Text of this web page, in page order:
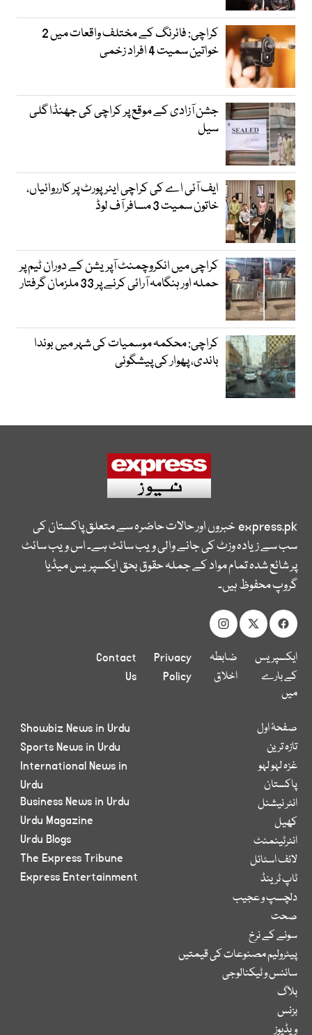
کراچی: فائرنگ کے مختلف واقعات میں 2
خواتین سمیت 4 افراد زخمی
جشن آزادی کے موقع پر کراچی کی جھنڈا گلی
سیل
ایف آئی اے کی کراچی ایئرپورٹ پر کارروائیاں،
خاتون سمیت 3 مسافر آف لوڈ
کراچی میں انکروچمنٹ آپریشن کے دوران ٹیم پر
حملہ اور ہنگامہ آرائی کرنے پر 33 ملزمان گرفتار
کراچی: محکمہ موسمیات کی شہر میں بوندا
باندی، پھوار کی پیشگوئی
express.pkخبروں اور حالات حاضرہ سے متعلق پاکستان کی
سب سے زیادہ وزٹ کی جانے والی ویب سائٹ ہے۔ اس ویب سائٹ
پر شائع شدہ تمام مواد کے جملہ حقوق بحق ایکسپریس میڈیا
گروپ محفوظ ہیں۔
ایکسپریس
کے بارے
میں
ضابطہ
اخلاق
Privacy
Policy
Contact
Us
صفحۂ اول
تازہ ترین
غزہ لہو لہو
پاکستان
انٹر نیشنل
کھیل
انٹرٹینمنٹ
لائف اسٹائل
ٹاپ ٹرینڈ
دلچسپ و عجیب
صحت
سونے کے نرخ
پیٹرولیم مصنوعات کی قیمتیں
سائنس و ٹیکنالوجی
بلاگ
بزنس
ویڈیوز
Showbiz News in Urdu
Sports News in Urdu
International News in
Urdu
Business News in Urdu
Urdu Magazine
Urdu Blogs
The Express Tribune
Express Entertainment